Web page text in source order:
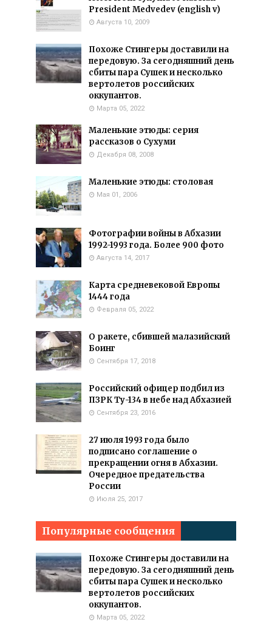
President Medvedev (english v)
Августа 10, 2009
Похоже Стингеры доставили на
передовую. За сегодняшний день
сбиты пара Сушек и несколько
вертолетов российских
оккупантов.
Марта 05, 2022
Маленькие этюды: серия
рассказов о Сухуми
Декабря 08, 2008
Маленькие этюды: столовая
Мая 01, 2006
Фотографии войны в Абхазии
1992-1993 года. Более 900 фото
Августа 14, 2017
Карта средневековой Европы
1444 года
Февраля 05, 2022
О ракете, сбившей малазийский
Боинг
Сентября 17, 2018
Российский офицер подбил из
ПЗРК Ту-134 в небе над Абхазией
Сентября 23, 2016
27 июля 1993 года было
подписано соглашение о
прекращении огня в Абхазии.
Очередное предательства
России
Июля 25, 2017
Популярные сообщения
Похоже Стингеры доставили на
передовую. За сегодняшний день
сбиты пара Сушек и несколько
вертолетов российских
оккупантов.
Марта 05, 2022